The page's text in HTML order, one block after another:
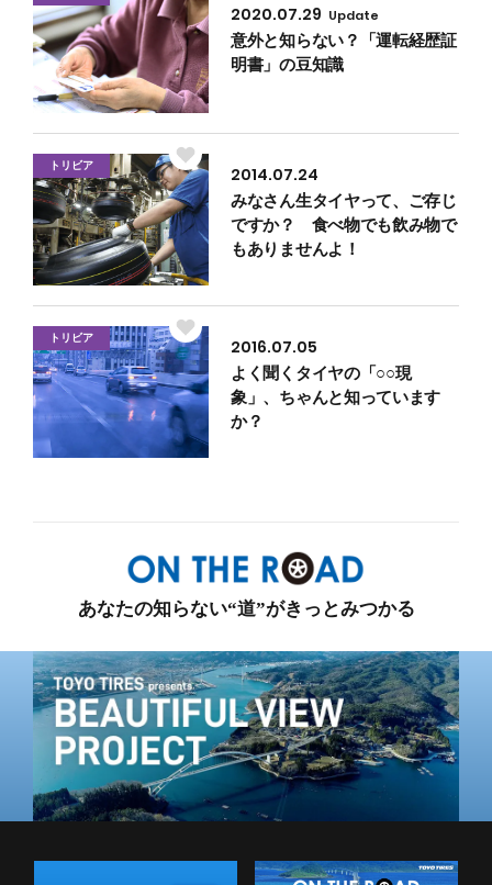
2020.07.29 Update
意外と知らない？「運転経歴証
明書」の豆知識
2014.07.24
みなさん生タイヤって、ご存じ
ですか？ 食べ物でも飲み物で
もありませんよ！
トリビア
2016.07.05
よく聞くタイヤの「○○現
象」、ちゃんと知っています
か？
トリビア
あなたの知らない“道”がきっとみつかる